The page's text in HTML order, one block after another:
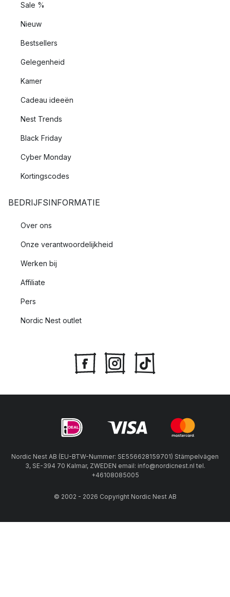
Sale %
Nieuw
Bestsellers
Gelegenheid
Kamer
Cadeau ideeën
Nest Trends
Black Friday
Cyber Monday
Kortingscodes
BEDRIJFSINFORMATIE
Over ons
Onze verantwoordelijkheid
Werken bij
Affiliate
Pers
Nordic Nest outlet
Nordic Nest AB (EU-BTW-Nummer: SE556628159701) Stämpelvägen
3, SE-394 70 Kalmar, ZWEDEN email: info@nordicnest.nl tel.
+46108085005
© 2002 - 2026 Copyright Nordic Nest AB